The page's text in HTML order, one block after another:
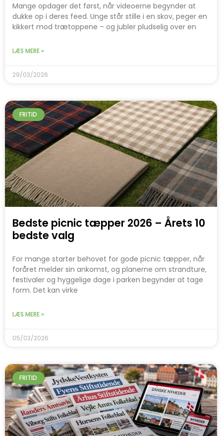
Mange opdager det først, når videoerne begynder at
dukke op i deres feed. Unge står stille i en skov, peger en
kikkert mod trætoppene – og jubler pludselig over en
LÆS MERE »
29/03/2026
FRITID
Bedste picnic tæpper 2026 – Årets 10
bedste valg
For mange starter behovet for gode picnic tæpper, når
foråret melder sin ankomst, og planerne om strandture,
festivaler og hyggelige dage i parken begynder at tage
form. Det kan virke
LÆS MERE »
05/03/2026
FRITID